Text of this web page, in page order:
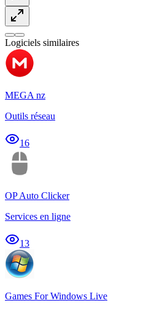
Logiciels similaires
MEGA nz
Outils réseau
16
OP Auto Clicker
Services en ligne
13
Games For Windows Live